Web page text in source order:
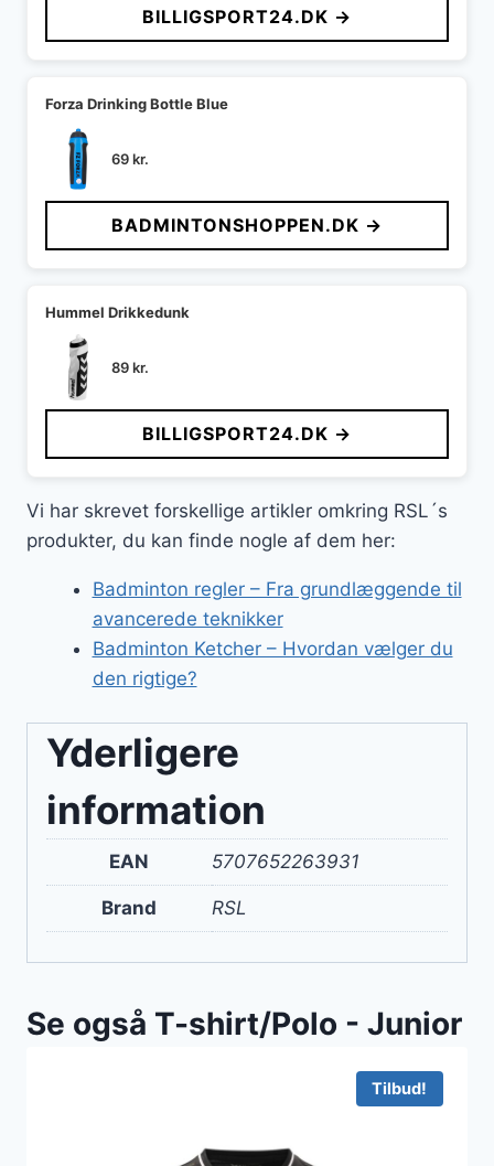
BILLIGSPORT24.DK →
Forza Drinking Bottle Blue
69kr.
BADMINTONSHOPPEN.DK →
Hummel Drikkedunk
89kr.
BILLIGSPORT24.DK →
Vi har skrevet forskellige artikler omkring RSL´s
produkter, du kan finde nogle af dem her:
Badminton regler – Fra grundlæggende til
avancerede teknikker
Badminton Ketcher – Hvordan vælger du
den rigtige?
Yderligere
information
EAN 5707652263931
Brand RSL
Se også T-shirt/Polo - Junior
Tilbud!